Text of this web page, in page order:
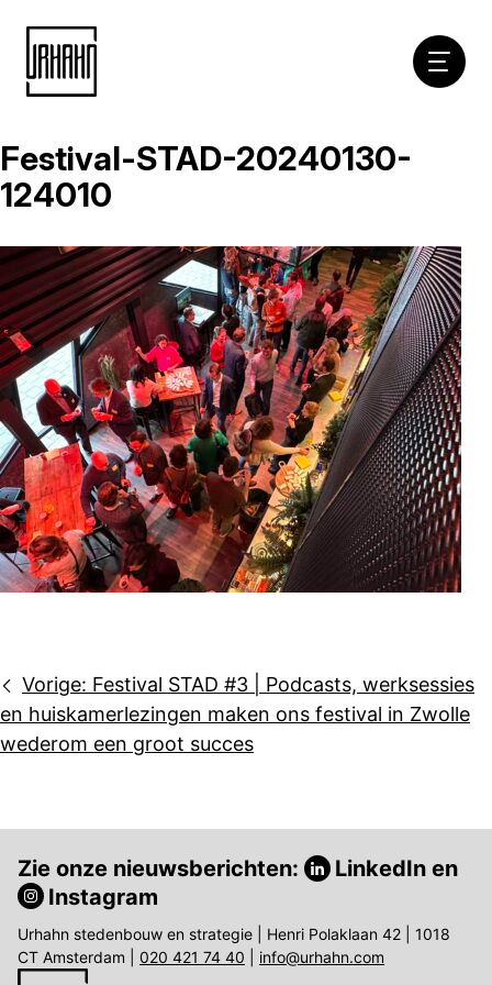
Naar
inhoud
Festival-STAD-20240130-
124010
Bericht
navigatie
Vorige: Festival STAD #3 | Podcasts, werksessies
en huiskamerlezingen maken ons festival in Zwolle
wederom een groot succes
Zie onze nieuwsberichten: LinkedIn en
Instagram
Urhahn stedenbouw en strategie | Henri Polaklaan 42 | 1018
CT Amsterdam | 020 421 74 40 info@urhahn.com